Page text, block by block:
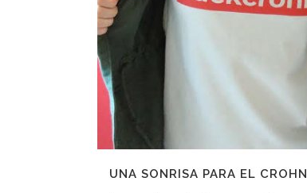
UNA SONRISA PARA EL CROHN